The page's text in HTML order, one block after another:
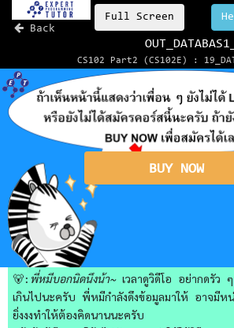
Back
Full Screen
CS102 Part2 (CS102E) :
BUY NOW
🐻: พี่หมีบอกนิดนึงน้า~เวลาดูวิดีโอ อย่ากดรัว
เกินไปนะครับ พี่หมีกำลังดึงข้อมูลมาให้ อาจมีห
ยิ่งงงทำให้ต้องคิดนานนะครับ